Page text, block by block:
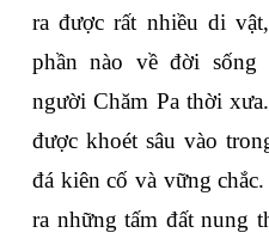
ra được rất nhiều di
phần nào về đời
người Chăm Pa thời
được khoét sâu vào
đá kiên cố và vững
ra những tấm đất nung